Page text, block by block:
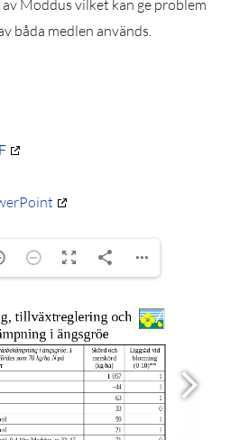
Moddus vilket kan ge problem
båda medlen används.